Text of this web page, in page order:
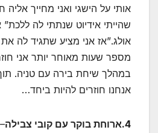
אותי על הישגי ואני מחייך אליה
שהייתי אידיוט שנתתי לה
אולג.”אז אני מציע שתגיד לה
מספר שעות מאוחר יותר אני
אנחנו חוזרים להיות ביחד…
4.ארוחת בוקר עם קובי צבילה